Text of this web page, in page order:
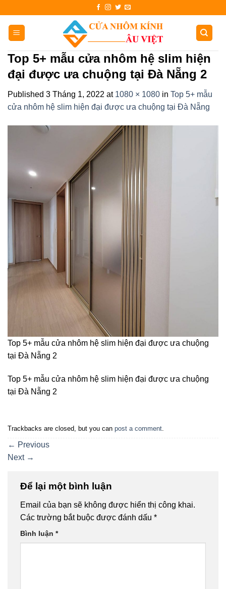
content
Top 5+ mẫu cửa nhôm hệ slim hiện
đại được ưa chuộng tại Đà Nẵng 2
Published 3 Tháng 1, 2022 at 1080 × 1080 in Top 5+ mẫu
cửa nhôm hệ slim hiện đại được ưa chuộng tại Đà Nẵng
Top 5+ mẫu cửa nhôm hệ slim hiện đại được ưa chuộng
tại Đà Nẵng 2
Top 5+ mẫu cửa nhôm hệ slim hiện đại được ưa chuộng
tại Đà Nẵng 2
Trackbacks are closed, but you can post a comment
← Previous
Next →
Để lại một bình luận
Email của bạn sẽ không được hiển thị công khai.
Các trường bắt buộc được đánh dấu *
Bình luận *